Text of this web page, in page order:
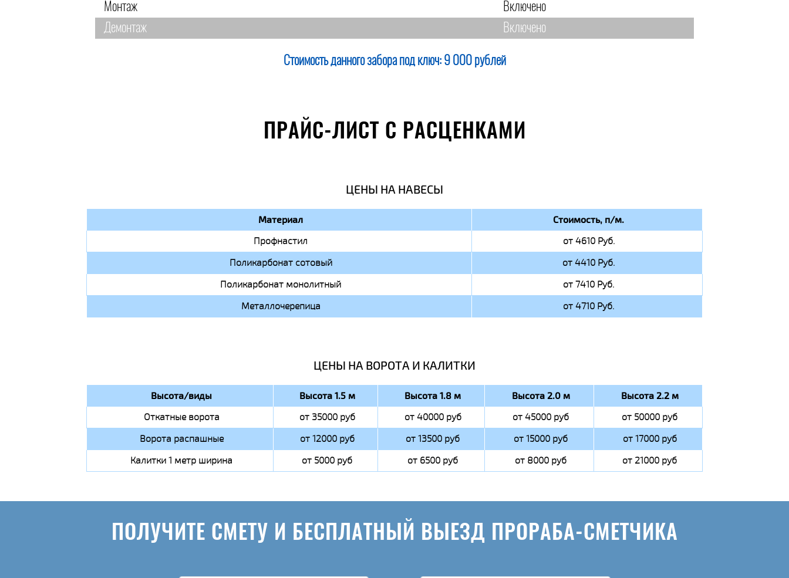
Монтаж
Включено
Демонтаж
Включено
Стоимость данного забора под ключ: 9 000 рублей
ПРАЙС-ЛИСТ С РАСЦЕНКАМИ
ЦЕНЫ НА НАВЕСЫ
Материал Стоимость, п/м.
Профнастил
от 4610 Руб.
Поликарбонат сотовый
от 4410 Руб.
Поликарбонат монолитный
от 7410 Руб.
Металлочерепица
от 4710 Руб.
ЦЕНЫ НА ВОРОТА И КАЛИТКИ
Высота/виды Высота 1.5 м Высота 1.8 м Высота 2.0 м Высота 2.2 м
Откатные ворота от 35000 руб от 40000 руб от 45000 руб
от 50000 руб
Ворота распашные
от 12000 руб от 13500 руб от 15000 руб
от 17000 руб
Калитки 1 метр ширина
от 5000 руб от 6500 руб от 8000 руб от 21000 руб
ПОЛУЧИТЕ СМЕТУ И БЕСПЛАТНЫЙ ВЫЕЗД ПРОРАБА-СМЕТЧИКА